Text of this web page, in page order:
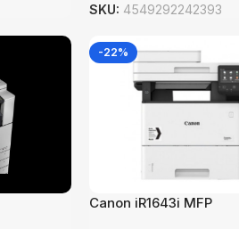
SKU: 4549292242393
-22%
Canon iR1643i MFP